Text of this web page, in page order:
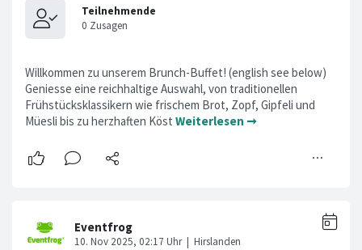
Willkommen zu unserem Brunch-Buffet! (english see below)
Geniesse eine reichhaltige Auswahl, von traditionellen
Frühstücksklassikern wie frischem Brot, Zopf, Gipfeli und
Müesli bis zu herzhaften Köst Weiterlesen ➞